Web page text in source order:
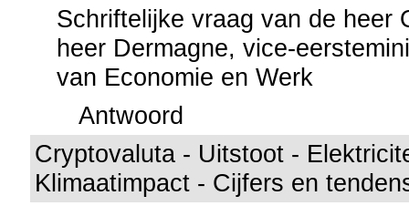
Schriftelijke vraag van de heer
heer Dermagne, vice-
van Economie en Werk
Antwoord
Cryptovaluta - Uitstoot -
Klimaatimpact - Cijfers en